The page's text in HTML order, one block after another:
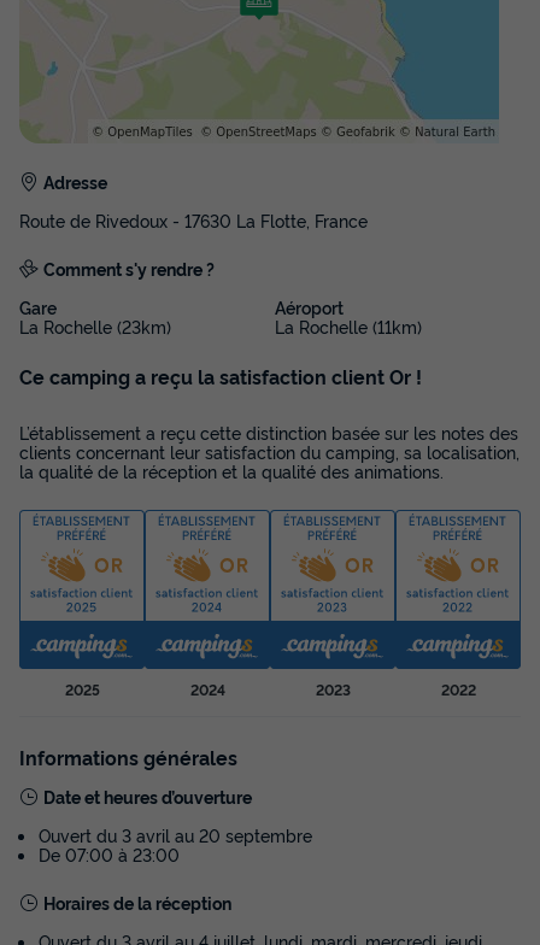
Voir les disponibilités
MOBILHOME 6 personnes - Famille Éco 6
personnes
Annulation gratuite
31m² 6 3 1
Animaux autorisés * Cafetière
Lave-vaisselle
Congélateur
Réfrigérateur
+ 4
MOBILHOME 6 personnes - Famille Éco 6 personnes
13/09/2026 20/09/2026
Meilleur prix pour 7 nuits
Modifier les dates
Adresse
Route de Rivedoux - 17630 La Flotte, France
Comment s'y rendre ?
Gare
La Rochelle (23km)
Aéroport
La Rochelle (11km)
Ce camping a reçu la satisfaction client Or !
L’établissement a reçu cette distinction basée sur les notes des
clients concernant leur satisfaction du camping, sa localisation,
la qualité de la réception et la qualité des animations.
2025 2024 2023 2022
Informations générales
Date et heures d’ouverture
Ouvert du 3 avril au 20 septembre
De 07:00 à 23:00
Horaires de la réception